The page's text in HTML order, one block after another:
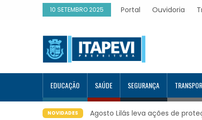
10 SETEMBRO 2025 Portal Ouvidoria
EDUCAÇÃO SAÚDE SEGURANÇA
NOVIDADES
Agosto Lilás leva ações de proteção às